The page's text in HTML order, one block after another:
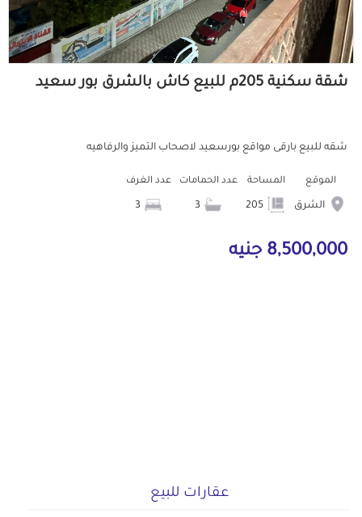
شقة سكنية 205م للبيع كاش بالشرق بور سعيد
شقه للبيع بارقى مواقع بورسعيد لاصحاب التميز والرفاهيه
الموقع
الشرق
المساحة عدد الحمامات عدد الغرف
8,500,000 جنيه
عقارات للبيع